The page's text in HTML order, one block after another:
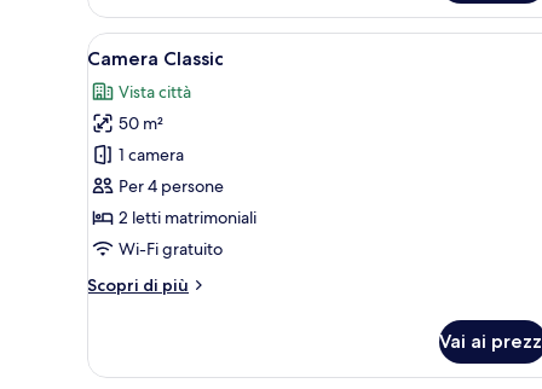
Classic
Apri
tutte
le
foto
per
Camera
Classic
Una camera d'albergo con
5
Camera Classic
Vista città
50 m²
1 camera
Per 4 persone
2 letti matrimoniali
Wi-Fi gratuito
Scopri di più
Altri
Classic
Vai ai